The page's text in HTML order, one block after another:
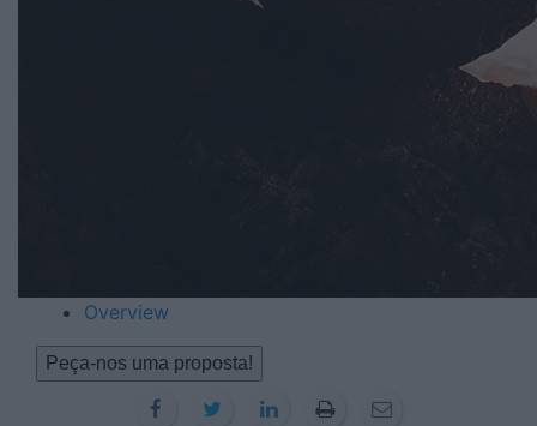
Overview
Peça-nos uma proposta!